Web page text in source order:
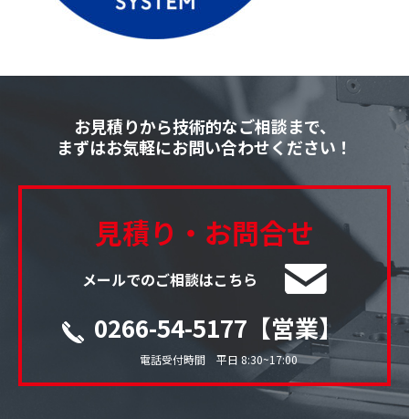
お見積りから技術的なご相談まで、
まずはお気軽にお問い合わせください！
見積り・お問合せ
メールでのご相談はこちら
0266-54-5177【営業】
電話受付時間 平日 8:30~17:00